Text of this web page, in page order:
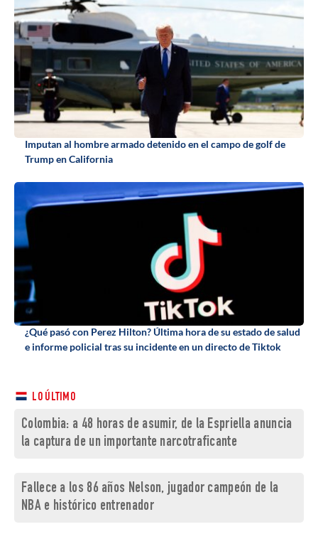
Imputan al hombre armado detenido en el campo de golf de
Trump en California
¿Qué pasó con Perez Hilton? Última hora de su estado de salud
e informe policial tras su incidente en un directo de Tiktok
LO ÚLTIMO
Colombia: a 48 horas de asumir, de la Espriella anuncia
la captura de un importante narcotraficante
Fallece a los 86 años Nelson, jugador campeón de la
NBA e histórico entrenador